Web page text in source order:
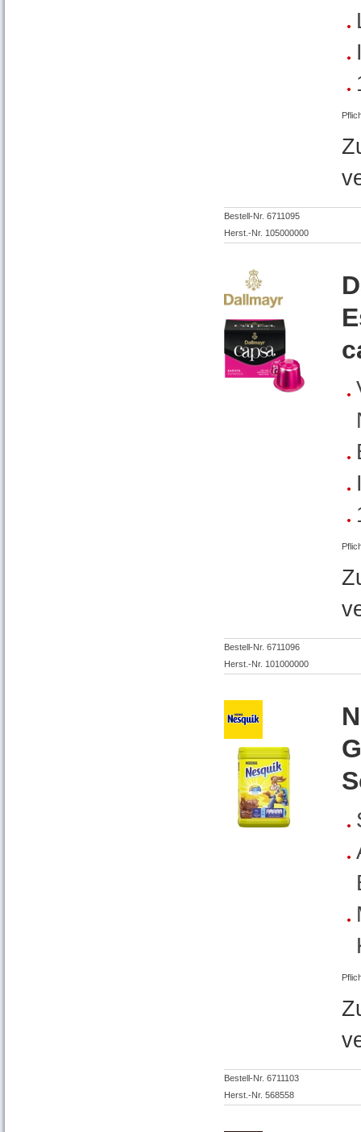
Bestell-Nr. 6711095
Herst.-Nr. 105000000
Bestell-Nr. 6711096
Herst.-Nr. 101000000
Bestell-Nr. 6711103
Herst.-Nr. 568558